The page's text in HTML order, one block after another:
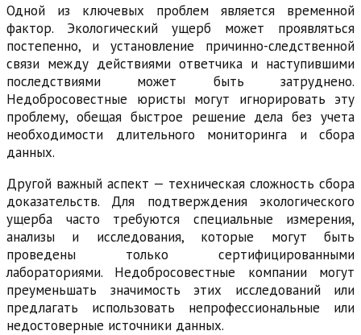
Одной из ключевых проблем является временной
фактор. Экологический ущерб может проявляться
постепенно, и установление причинно-следственной
связи между действиями ответчика и наступившими
последствиями может быть затруднено.
Недобросовестные юристы могут игнорировать эту
проблему, обещая быстрое решение дела без учета
необходимости длительного мониторинга и сбора
данных.
Другой важный аспект — техническая сложность сбора
доказательств. Для подтверждения экологического
ущерба часто требуются специальные измерения,
анализы и исследования, которые могут быть
проведены только сертифицированными
лабораториями. Недобросовестные компании могут
преуменьшать значимость этих исследований или
предлагать использовать непрофессиональные или
недостоверные источники данных.